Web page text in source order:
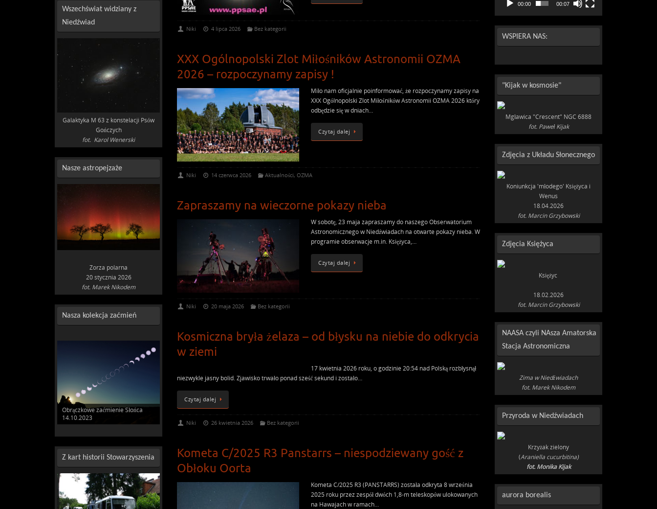
Niki 4 lipca 2026 Bez kategorii
XXX Ogólnopolski Zlot Miłośników Astronomii OZMA
2026 – rozpoczynamy zapisy !
Miło nam oficjalnie poinformować, że rozpoczynamy zapisy na
XXX Ogólnopolski Zlot Miłośników Astronomii OZMA 2026 który
odbędzie się w dniach…
Czytaj dalej
Niki 14 czerwca 2026 Aktualności, OZMA
Zapraszamy na wieczorne pokazy nieba
W sobotę, 23 maja zapraszamy do naszego Obserwatorium
Astronomicznego w Niedźwiadach na otwarte pokazy nieba. W
programie obserwacje m.in. Księżyca,…
Czytaj dalej
Niki 20 maja 2026 Bez kategorii
Kosmiczna bryła żelaza – od błysku na niebie do odkrycia
w ziemi
17 kwietnia 2026 roku, o godzinie 20:54 nad Polską rozbłysnął
niezwykle jasny bolid. Zjawisko trwało ponad sześć sekund i zostało…
Czytaj dalej
Niki 26 kwietnia 2026 Bez kategorii
Kometa C/2025 R3 Panstarrs – niespodziewany gość z
Obłoku Oorta
Kometa C/2025 R3 (PANSTARRS) została odkryta 8 września
2025 roku przez zespół dwóch 1,8-m teleskopów ulokowanych
na Hawajach w ramach…
Wszechświat widziany z
Niedźwiad
Galaktyka M 63 z konstelacji Psów
Gończych
fot. Karol Wenerski
Nasze astropejzaże
Zorza polarna
20 stycznia 2026
fot. Marek Nikodem
Nasza kolekcja zaćmień
Całkowite zaćmienie Słońca
29.03.2006
Z kart historii Stowarzyszenia
00:00 00:07
WSPIERA NAS:
"Kijak w kosmosie"
Mgławica "Crescent" NGC 6888
fot. Paweł Kijak
Zdjęcia z Układu Słonecznego
Koniunkcja 'młodego' Księżyca i
Wenus
18.04.2026
fot. Marcin Grzybowski
Zdjęcia Księżyca
Księżyc
18.02.2026
fot. Marcin Grzybowski
NAASA czyli NAsza Amatorska
Stacja Astronomiczna
Zima w Niedźwiadach
fot. Marek Nikodem
Przyroda w Niedźwiadach
Krzyżak zielony
(Araniella cucurbitina)
fot. Monika Kijak
aurora borealis